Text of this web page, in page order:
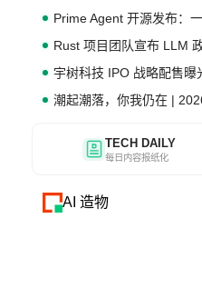
Prime Agent 开源发布：
Rust 项目团队宣布 LLM
宇树科技 IPO 战略配售
潮起潮落，你我仍在 |
TECH DAILY
每日内容报纸化
AI 造物